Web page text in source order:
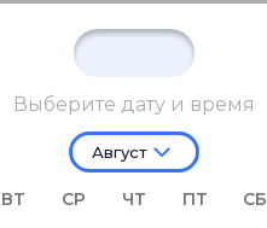
Выберите дату и время
Август
ВТ СР ЧТ ПТ СБ